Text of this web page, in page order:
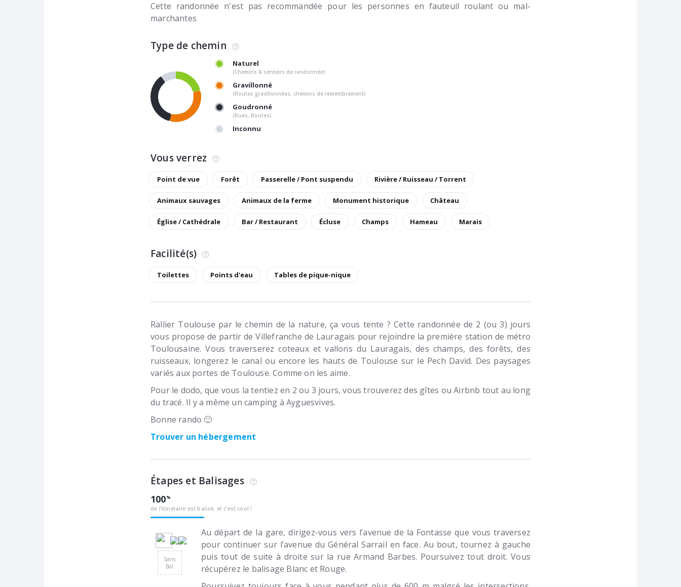
Cette randonnée n'est pas recommandée pour les personnes en fauteuil roulant ou mal-
marchantes
Type de chemin
Naturel
(Chemins & sentiers de randonnée)
Gravillonné
(Routes gravillonnées, chemins de remembrement)
Goudronné
(Rues, Routes)
Inconnu
Vous verrez
Point de vue Forêt Passerelle / Pont suspendu Rivière / Ruisseau / Torrent
Animaux sauvages Animaux de la ferme Monument historique Château
Église / Cathédrale Bar / Restaurant Écluse Champs Hameau Marais
Facilité(s)
Toilettes Points d'eau Tables de pique-nique
Rallier Toulouse par le chemin de la nature, ça vous tente ? Cette randonnée de 2 (ou 3) jours
vous propose de partir de Villefranche de Lauragais pour rejoindre la première station de métro
Toulousaine. Vous traverserez coteaux et vallons du Lauragais, des champs, des forêts, des
ruisseaux, longerez le canal ou encore les hauts de Toulouse sur le Pech David. Des paysages
variés aux portes de Toulouse. Comme on les aime.
Pour le dodo, que vous la tentiez en 2 ou 3 jours, vous trouverez des gîtes ou Airbnb tout au long
du tracé. Il y a même un camping à Ayguesvives.
Bonne rando 🙂
Trouver un hébergement
Étapes et Balisages
100
de l’itinéraire est balisé, et c’est cool !
Sans
Bal.
Au départ de la gare, dirigez-vous vers l’avenue de la Fontasse que vous traversez
pour continuer sur l’avenue du Général Sarrail en face. Au bout, tournez à gauche
puis tout de suite à droite sur la rue Armand Barbes. Poursuivez tout droit. Vous
récupérez le balisage Blanc et Rouge.